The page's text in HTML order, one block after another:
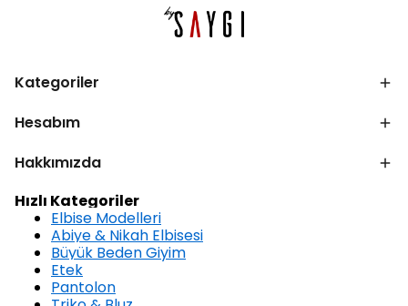
Kategoriler
Hesabım
Hakkımızda
Hızlı Kategoriler
Elbise Modelleri
Abiye & Nikah Elbisesi
Büyük Beden Giyim
Etek
Pantolon